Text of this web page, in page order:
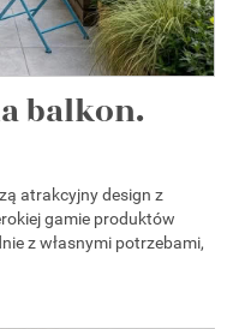
balkon.
atrakcyjny design z
gamie produktów
z własnymi potrzebami,